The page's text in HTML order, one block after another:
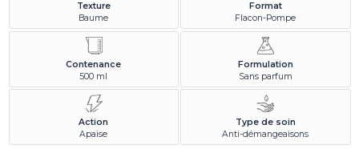
Texture
Baume
Format
Flacon-Pompe
Contenance
500 ml
Formulation
Sans parfum
Action
Apaise
Type de soin
Anti-démangeaisons